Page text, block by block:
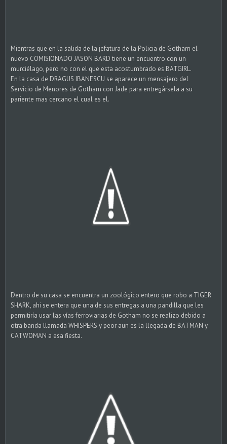
Mientras que en la salida de la jefatura de la Policia de Gotham el
nuevo COMISIONADO JASON BARD tiene un encuentro con un
murciélago, pero no con el que esta acostumbrado es BATGIRL.
En la casa de DRAGUS IBANESCU se aparece un mensajero del
Servicio de Menores de Gotham con Jade para entregársela a su
pariente mas cercano el cual es el.
Dentro de su casa se encuentra un zoológico entero que robo a TIGER
SHARK, ahi se entera que una de sus entregas a una pandilla que les
permitiría usar las vías ferroviarias de Gotham no se realizo debido a
otra banda llamada WHISPERS y peor aun es la llegada de BATMAN y
CATWOMAN a esa fiesta.